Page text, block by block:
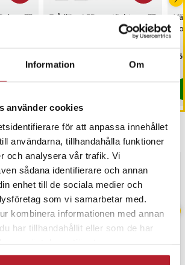
Information Om
använder cookies
för att anpassa innehållet
användarna, tillhandahålla funktioner
och analysera vår trafik. Vi
sådana identifierare och annan
enhet till de sociala medier och
som vi samarbetar med.
kombinera informationen med annan
har tillhandahållit eller som de har
/
3 999 kr
1-2 vardagar
Trådlösa LED-spotlights
6-pack / pucklampor
med fjärrkontroll / dimbar
199 krTidigare pris 299 kr
I lager, levereras inom 1-2 vardagar
BÄSTSÄLJARE